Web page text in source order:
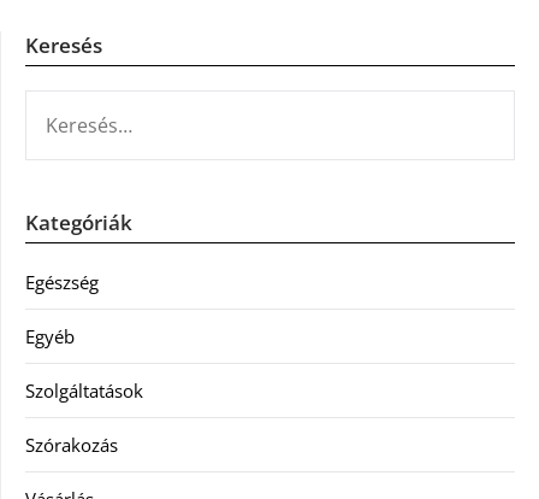
Keresés
Kategóriák
Egészség
Egyéb
Szolgáltatások
Szórakozás